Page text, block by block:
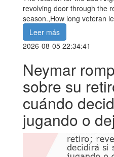
revolving door through the
season.,How long veteran
Leer más
2026-08-05 22:34:41
Neymar
sobre su
cuándo
jugando o